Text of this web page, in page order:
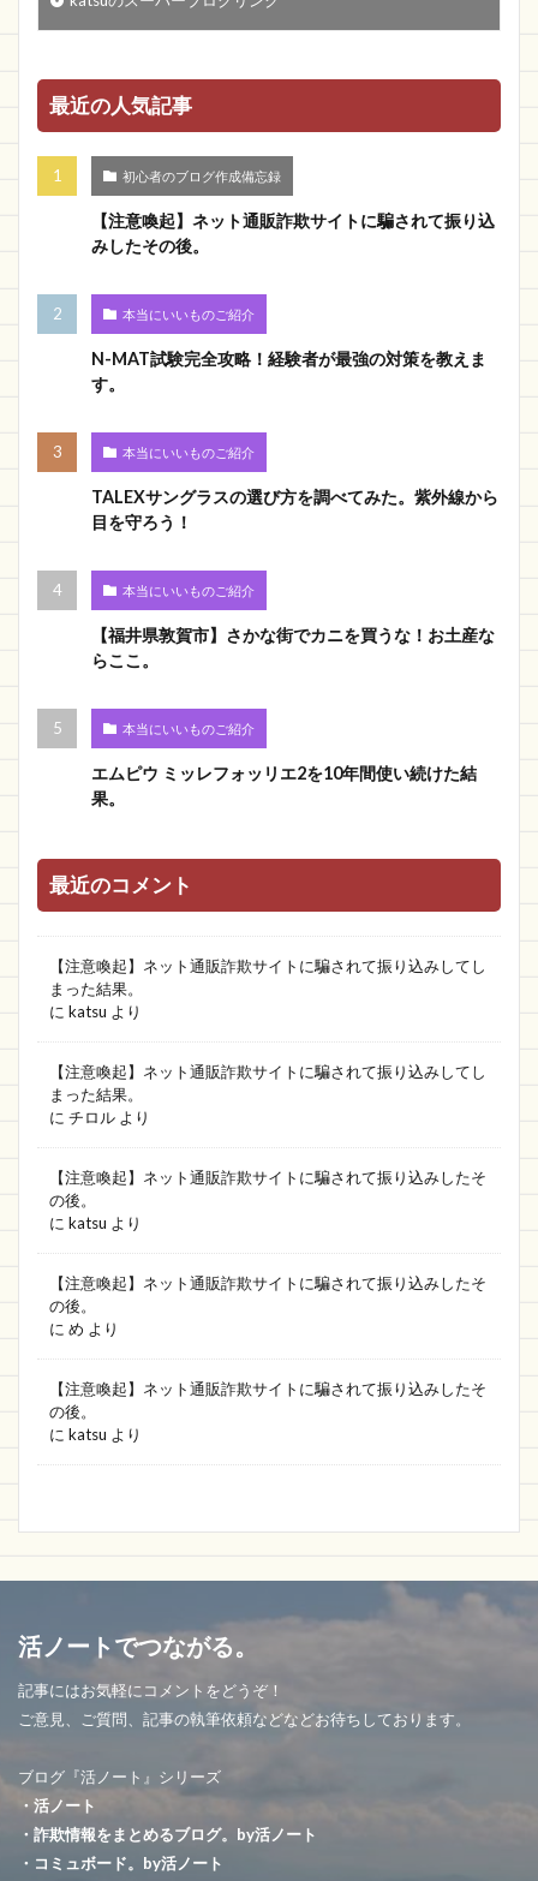
最近の人気記事
初心者のブログ作成備忘録
【注意喚起】ネット通販詐欺サイトに騙されて振り込
みしたその後。
本当にいいものご紹介
N-MAT試験完全攻略！経験者が最強の対策を教えま
す。
本当にいいものご紹介
TALEXサングラスの選び方を調べてみた。紫外線から
目を守ろう！
本当にいいものご紹介
【福井県敦賀市】さかな街でカニを買うな！お土産な
らここ。
本当にいいものご紹介
エムピウ ミッレフォッリエ2を10年間使い続けた結
果。
最近のコメント
【注意喚起】ネット通販詐欺サイトに騙されて振り込みしてし
まった結果。
に katsu より
【注意喚起】ネット通販詐欺サイトに騙されて振り込みしてし
まった結果。
に チロル より
【注意喚起】ネット通販詐欺サイトに騙されて振り込みしたそ
の後。
に katsu より
【注意喚起】ネット通販詐欺サイトに騙されて振り込みしたそ
の後。
に め より
【注意喚起】ネット通販詐欺サイトに騙されて振り込みしたそ
の後。
に katsu より
活ノートでつながる。
記事にはお気軽にコメントをどうぞ！
ご意見、ご質問、記事の執筆依頼などなどお待ちしております。
ブログ『活ノート』シリーズ
・活ノート
・詐欺情報をまとめるブログ。by活ノート
・コミュボード。by活ノート